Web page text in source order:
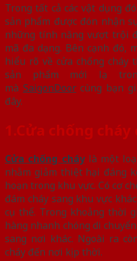
Trong tất cả các vật dụng
sản phẩm được đón nhận
những tính năng vượt trội
mã đa dạng. Bên cạnh đó,
hiểu rõ về cửa chống
sản phẩm mới lạ
mà SaigonDoorcùng bạn
đây.
1.Cửa chống
Cửa chống cháy là một
nhằm giảm thiệt hại đáng
hoạn trong khu vực. Có cơ
đám cháy sang khu vực
cụ thể. Trong khoảng thời
hàng nhanh chóng di
sang nơi khác. Ngoài ra
cháy đến nơi kịp thời.